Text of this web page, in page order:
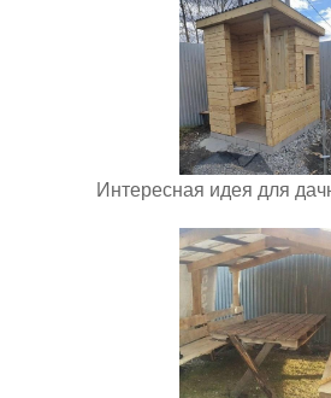
Интересная идея для